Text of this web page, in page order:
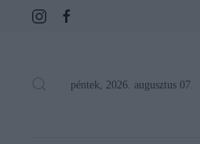
péntek, 2026. augusztus 07.